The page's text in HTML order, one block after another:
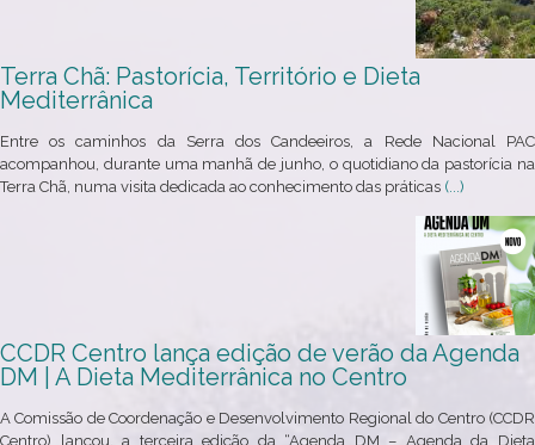
Terra Chã: Pastorícia, Território e Dieta
Mediterrânica
Entre os caminhos da Serra dos Candeeiros, a Rede Nacional PAC
acompanhou, durante uma manhã de junho, o quotidiano da pastorícia na
Terra Chã, numa visita dedicada ao conhecimento das práticas (...)
CCDR Centro lança edição de verão da Agenda
DM | A Dieta Mediterrânica no Centro
A Comissão de Coordenação e Desenvolvimento Regional do Centro (CCDR
Centro) lançou, a terceira edição da “Agenda DM – Agenda da Dieta